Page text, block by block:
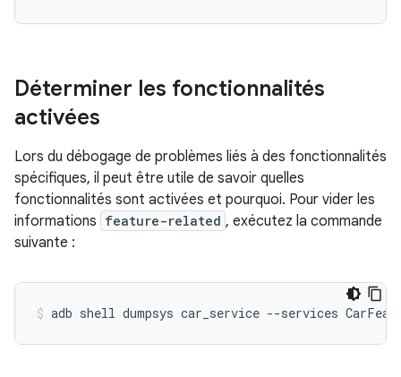
Déterminer les fonctionnalités
activées
Lors du débogage de problèmes liés à des fonctionnalités
spécifiques, il peut être utile de savoir quelles
fonctionnalités sont activées et pourquoi. Pour vider les
informations feature-related , exécutez la commande
suivante :